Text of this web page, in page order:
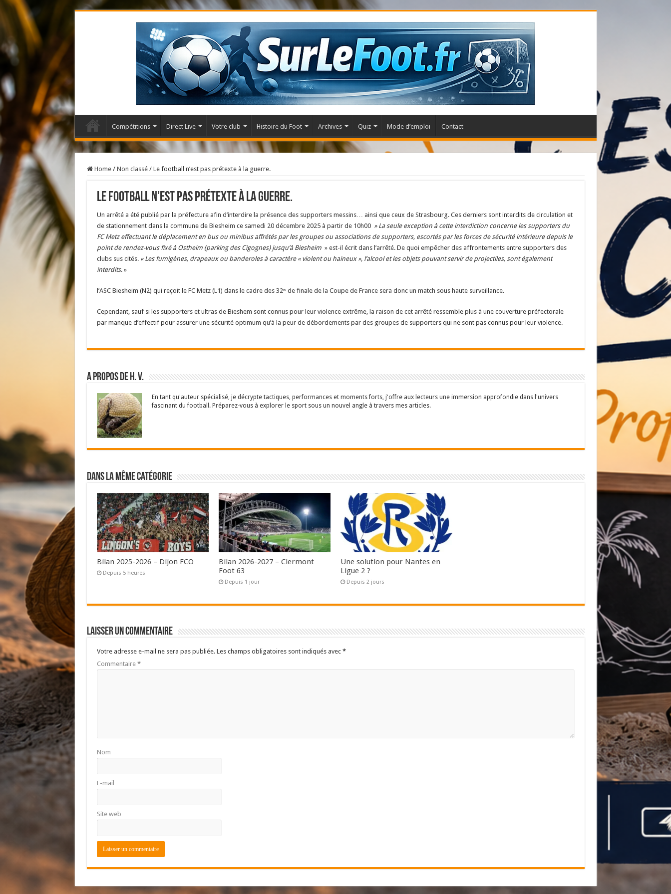
Compétitions Direct Live Votre club Histoire du Foot Archives Quiz Mode d’emploi Contact
Home / Non classé / Le football n’est pas prétexte à la guerre.
Le football n’est pas prétexte à la guerre.
Un arrêté a été publié par la préfecture afin d’interdire la présence des supporters messins… ainsi que ceux de Strasbourg. Ces derniers sont interdits de circulation et
de stationnement dans la commune de Biesheim ce samedi 20 décembre 2025 à partir de 10h00 » La seule exception à cette interdiction concerne les supporters du
FC Metz effectuant le déplacement en bus ou minibus affrétés par les groupes ou associations de supporters, escortés par les forces de sécurité intérieure depuis le
point de rendez-vous fixé à Ostheim (parking des Cigognes) jusqu’à Biesheim » est-il écrit dans l’arrêté. De quoi empêcher des affrontements entre supporters des
clubs sus cités. « Les fumigènes, drapeaux ou banderoles à caractère « violent ou haineux », l’alcool et les objets pouvant servir de projectiles, sont également
interdits. »
l’ASC Biesheim (N2) qui reçoit le FC Metz (L1) dans le cadre des 32ᵉˢ de finale de la Coupe de France sera donc un match sous haute surveillance.
Cependant, sauf si les supporters et ultras de Bieshem sont connus pour leur violence extrême, la raison de cet arrêté ressemble plus à une couverture préfectorale
par manque d’effectif pour assurer une sécurité optimum qu’à la peur de débordements par des groupes de supporters qui ne sont pas connus pour leur violence.
A propos de H. V.
En tant qu'auteur spécialisé, je décrypte tactiques, performances et moments forts, j'offre aux lecteurs une immersion approfondie dans l'univers
fascinant du football. Préparez-vous à explorer le sport sous un nouvel angle à travers mes articles.
Dans la même catégorie
Bilan 2025-2026 – Dijon FCO
Depuis 5 heures
Bilan 2026-2027 – Clermont
Foot 63
Depuis 1 jour
Une solution pour Nantes en
Ligue 2 ?
Depuis 2 jours
Laisser un commentaire
Votre adresse e-mail ne sera pas publiée. Les champs obligatoires sont indiqués avec *
Commentaire *
Nom
E-mail
Site web